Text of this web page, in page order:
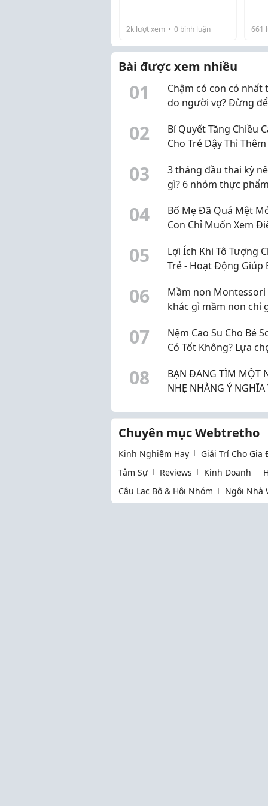
nếu mẹ bầu không chú ý
đến chế độ sinh hoạt và
những điều cầ...
2k lượt xem 0 bình luận 661
Bài được xem nhiều
01
Chậm có con có nhất
do người vợ? Đừng
nguyên nhân
02
Bí Quyết Tăng Chiều
Cho Trẻ Dậy Thì
03
3 tháng đầu thai kỳ
gì? 6 nhóm thực
hai người"
04
Bố Mẹ Đã Quá Mệt
Con Chỉ Muốn Xem
Mùa Hè Của Bé
05
Lợi Ích Khi Tô Tượng
Trẻ - Hoạt Động Giúp
06
Mầm non Montessori
khác gì mầm non chỉ
07
Nệm Cao Su Cho Bé
Có Tốt Không? Lựa
08
BẠN ĐANG TÌM MỘT
NHẸ NHÀNG Ý NGHĨA THU
Chuyên mục Webtretho
Kinh Nghiệm Hay Giải Trí Cho Gia
Tâm Sự
Reviews Kinh Doanh
Câu Lạc Bộ & Hội Nhóm
Ngôi Nhà